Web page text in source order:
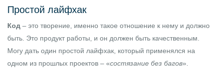
Простой лайфхак
Код – это творение, именно такое отношение к нему и должно
быть. Это продукт работы, и он должен быть качественным.
Могу дать один простой лайфхак, который применялся на
одном из прошлых проектов – «состязание без багов».